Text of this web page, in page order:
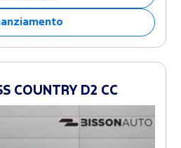
COUNTRY D2 CC